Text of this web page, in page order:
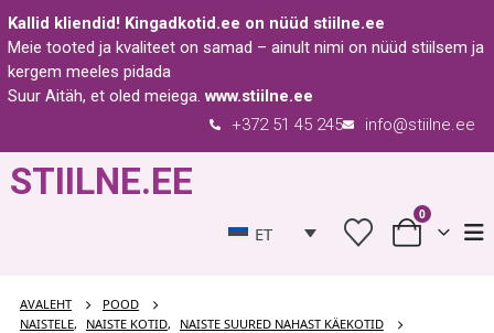
Kallid kliendid! Kingadkotid.ee on nüüd stiilne.ee
Meie tooted ja kvaliteet on samad – ainult nimi on nüüd stiilsem ja
kergem meeles pidada
Suur Aitäh, et oled meiega.www.stiilne.ee
info@stiilne.ee
+372 51 45 245
STIILNE.EE
ET
0
AVALEHT
POOD
NAISTELE, NAISTE KOTID,
NAISTE SUURED NAHAST KÄEKOTID